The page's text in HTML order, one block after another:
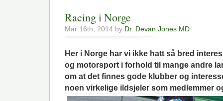
Racing i Norge
Mar 16th, 2014 by Dr. Devan Jones MD
Her i Norge har vi ikke hatt så bred
og motorsport i forhold til mange andre
om at det finnes gode klubber og
noen virkelige ildsjeler som medlemmer